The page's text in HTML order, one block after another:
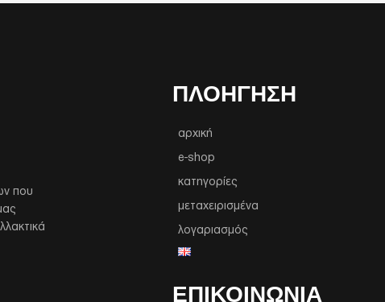
που
ΠΛΟΉΓΗΣΗ
αρχική
e-shop
κατηγορίες
μεταχειρισμένα
λογαριασμός
ΕΠΙΚΟΙΝΩΝΙΑ